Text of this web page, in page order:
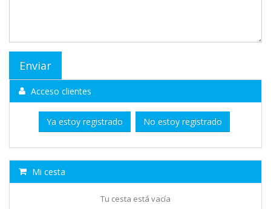
Acceso clientes
Ya estoy registrado No estoy registrado
Mi cesta
Tu cesta está vacía